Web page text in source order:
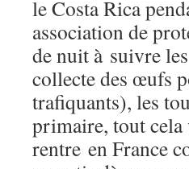
le Costa Rica
association de
de nuit à suivre
collecte des œufs
trafiquants), les
primaire, tout cela
rentre en France